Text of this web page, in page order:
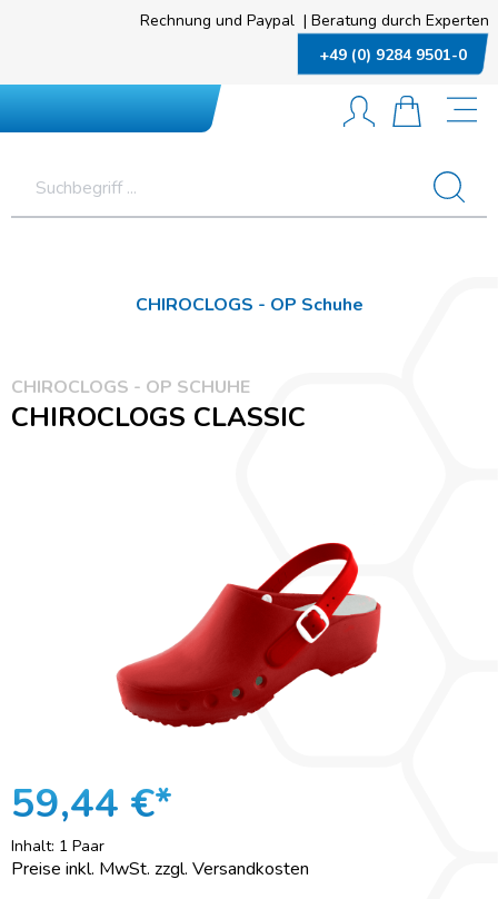
Rechnung und Paypal | Beratung durch Experten
+49 (0) 9284 9501-0
CHIROCLOGS - OP Schuhe
CHIROCLOGS - OP SCHUHE
CHIROCLOGS CLASSIC
59,44 €*
Inhalt: 1 Paar
Preise inkl. MwSt. zzgl. Versandkosten